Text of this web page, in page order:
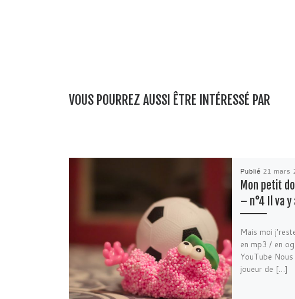
VOUS POURREZ AUSSI ÊTRE INTÉRESSÉ PAR
Publié 21 mars
Mon petit
– n°4 Il va
Mais moi
en mp3 / en
YouTube
joueur de […]